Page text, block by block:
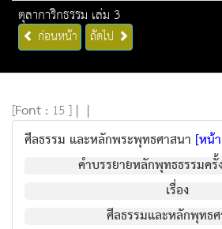
ตุลาการิกธรรม เล่ม 3
ก่อนหน้า ถัดไป
[Font : 15 ] | |
ศีลธรรม และหลักพระพุทธศาสนา [หน้
คำบรรยายหลักพุทธธรรมค
เรื่อง
ศีลธรรมและหลักพุทธ